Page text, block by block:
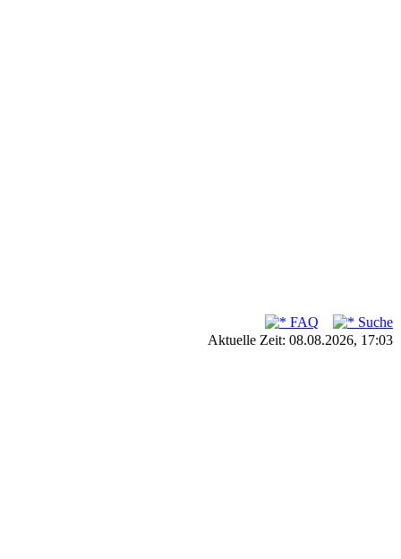
FAQ
Suche
Aktuelle Zeit: 08.08.2026, 17:03